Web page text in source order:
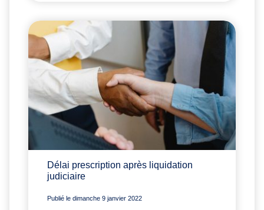
Délai prescription après liquidation
judiciaire
Publié le dimanche 9 janvier 2022